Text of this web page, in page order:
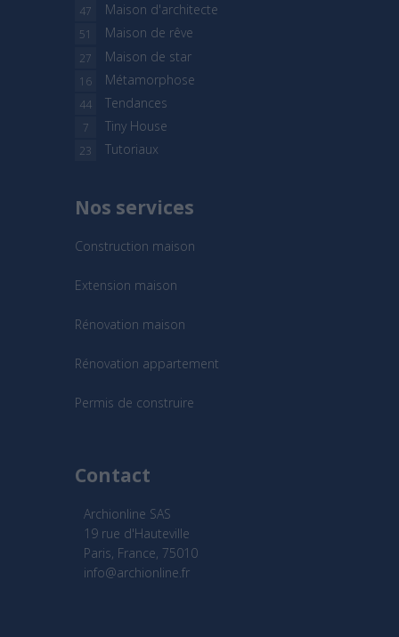
Maison d'architecte
47
Maison de rêve
51
Maison de star
27
Métamorphose
16
Tendances
44
Tiny House
7
Tutoriaux
23
Nos services
Construction maison
Extension maison
Rénovation maison
Rénovation appartement
Permis de construire
Contact
Archionline SAS
19 rue d'Hauteville
Paris, France, 75010
info@archionline.fr